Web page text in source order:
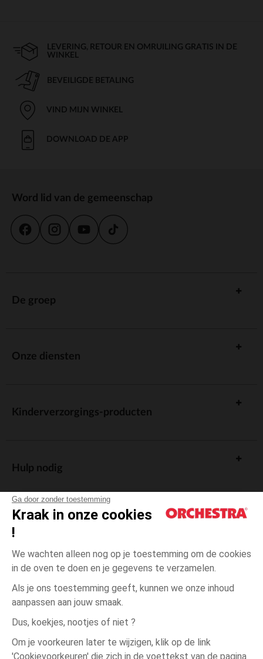
Ga door zonder toestemming
Kraak in onze cookies
!
We wachten alleen nog op je toestemming om de cookies
in de oven te doen en je gegevens te verzamelen.
Als je ons toestemming geeft, kunnen we onze inhoud
aanpassen aan jouw smaak.
Dus, koekjes, nootjes of niet ?
Om je voorkeuren later te wijzigen, klik op de link
'Cookievoorkeuren' die zich in de voettekst van de pagina
1
LEVERING, RETOUR EN OMRUILING GRATIS IN DE
WINKEL
BEVEILIGDE BETALING
VIND MIJN WINKEL
DOWNLOAD DE APP
Word lid van de gemeenschap
De groep
Onze diensten
Kinderverzorgings-producten
Hulp nodig
Algemene verkoopsvoorwaarden
Wettelijke bepalingen
Persoonsgegevens